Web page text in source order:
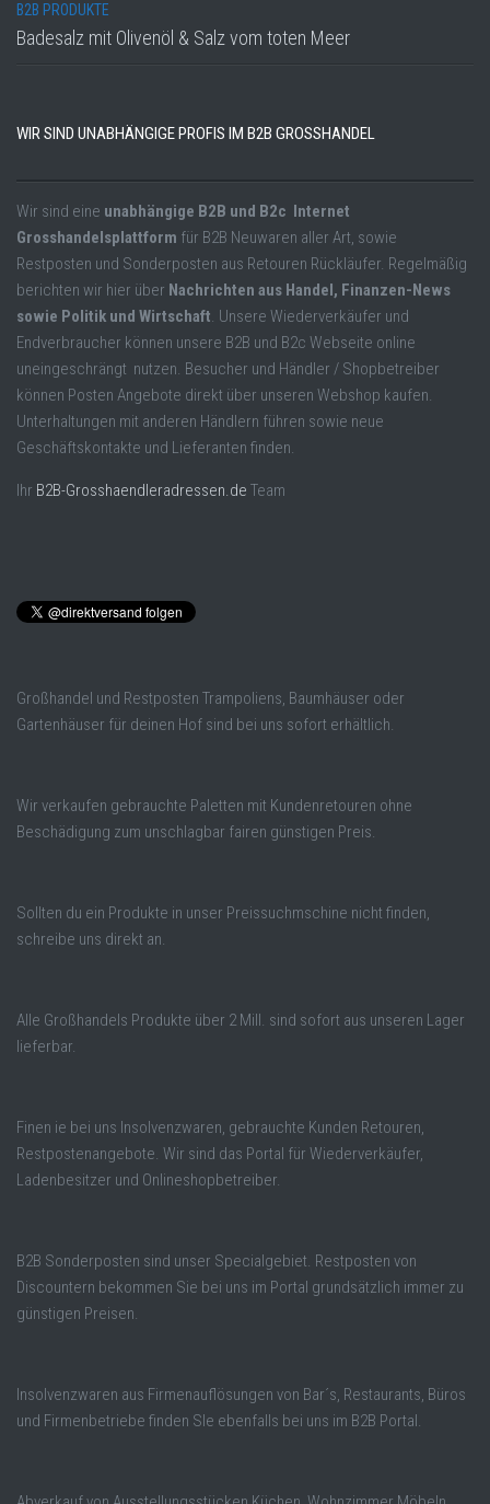
B2B PRODUKTE
Badesalz mit Olivenöl & Salz vom toten Meer
WIR SIND UNABHÄNGIGE PROFIS IM B2B GROSSHANDEL
Wir sind eine unabhängige B2B und B2c Internet
Grosshandelsplattform für B2B Neuwaren aller Art, sowie
Restposten und Sonderposten aus Retouren Rückläufer. Regelmäßig
berichten wir hier über Nachrichten aus Handel, Finanzen-News
sowie Politik und Wirtschaft. Unsere Wiederverkäufer und
Endverbraucher können unsere B2B und B2c Webseite online
uneingeschrängt nutzen. Besucher und Händler / Shopbetreiber
können Posten Angebote direkt über unseren Webshop kaufen.
Unterhaltungen mit anderen Händlern führen sowie neue
Geschäftskontakte und Lieferanten finden.
Ihr B2B-Grosshaendleradressen.de Team
Großhandel und Restposten Trampoliens, Baumhäuser oder
Gartenhäuser für deinen Hof sind bei uns sofort erhältlich.
Wir verkaufen gebrauchte Paletten mit Kundenretouren ohne
Beschädigung zum unschlagbar fairen günstigen Preis.
Sollten du ein Produkte in unser Preissuchmschine nicht finden,
schreibe uns direkt an.
Alle Großhandels Produkte über 2 Mill. sind sofort aus unseren Lager
lieferbar.
Finen ie bei uns Insolvenzwaren, gebrauchte Kunden Retouren,
Restpostenangebote. Wir sind das Portal für Wiederverkäufer,
Ladenbesitzer und Onlineshopbetreiber.
B2B Sonderposten sind unser Specialgebiet. Restposten von
Discountern bekommen Sie bei uns im Portal grundsätzlich immer zu
günstigen Preisen.
Insolvenzwaren aus Firmenauflösungen von Bar´s, Restaurants, Büros
und Firmenbetriebe finden SIe ebenfalls bei uns im B2B Portal.